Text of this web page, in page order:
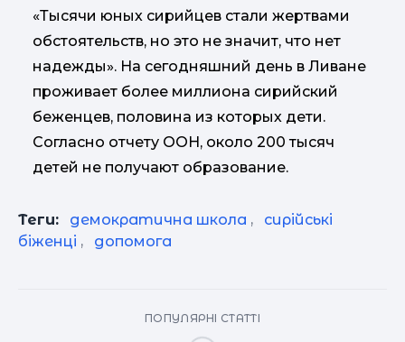
«Тысячи юных сирийцев стали жертвами
обстоятельств, но это не значит, что нет
надежды». На сегодняшний день в Ливане
проживает более миллиона сирийский
беженцев, половина из которых дети.
Согласно отчету ООН, около 200 тысяч
детей не получают образование.
Теги: демократична школа ,
сирійські
біженці , допомога
ПОПУЛЯРНІ СТАТТІ